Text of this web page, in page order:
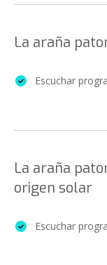
La araña
Escuchar
La araña
origen solar
Escuchar